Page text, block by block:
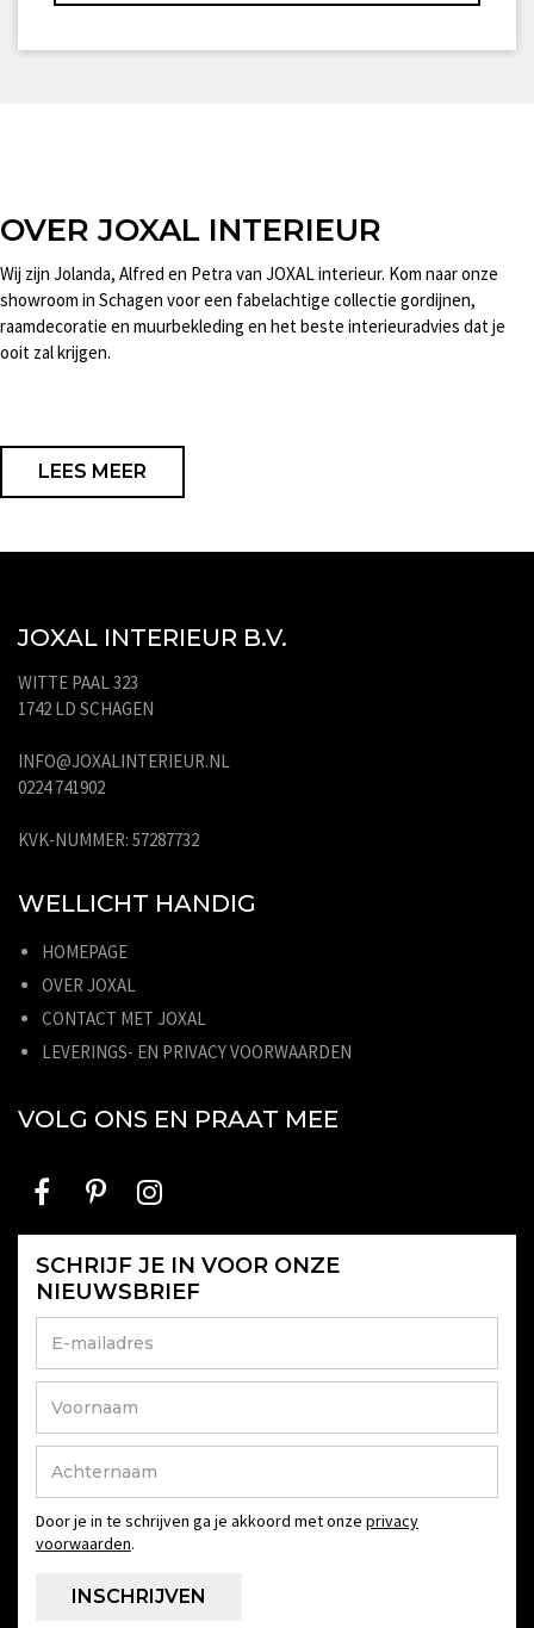
OVER JOXAL INTERIEUR
Wij zijn Jolanda, Alfred en Petra van JOXAL interieur. Kom naar onze
showroom in Schagen voor een fabelachtige collectie gordijnen,
raamdecoratie en muurbekleding en het beste interieuradvies dat je
ooit zal krijgen.
LEES MEER
JOXAL INTERIEUR B.V.
WITTE PAAL 323
1742 LD SCHAGEN
INFO@JOXALINTERIEUR.NL
0224 741902
KVK-NUMMER: 57287732
WELLICHT HANDIG
HOMEPAGE
OVER JOXAL
CONTACT MET JOXAL
LEVERINGS- EN PRIVACY VOORWAARDEN
VOLG ONS EN PRAAT MEE
SCHRIJF JE IN VOOR ONZE
NIEUWSBRIEF
Door je in te schrijven ga je akkoord met onze privacy
voorwaarden.